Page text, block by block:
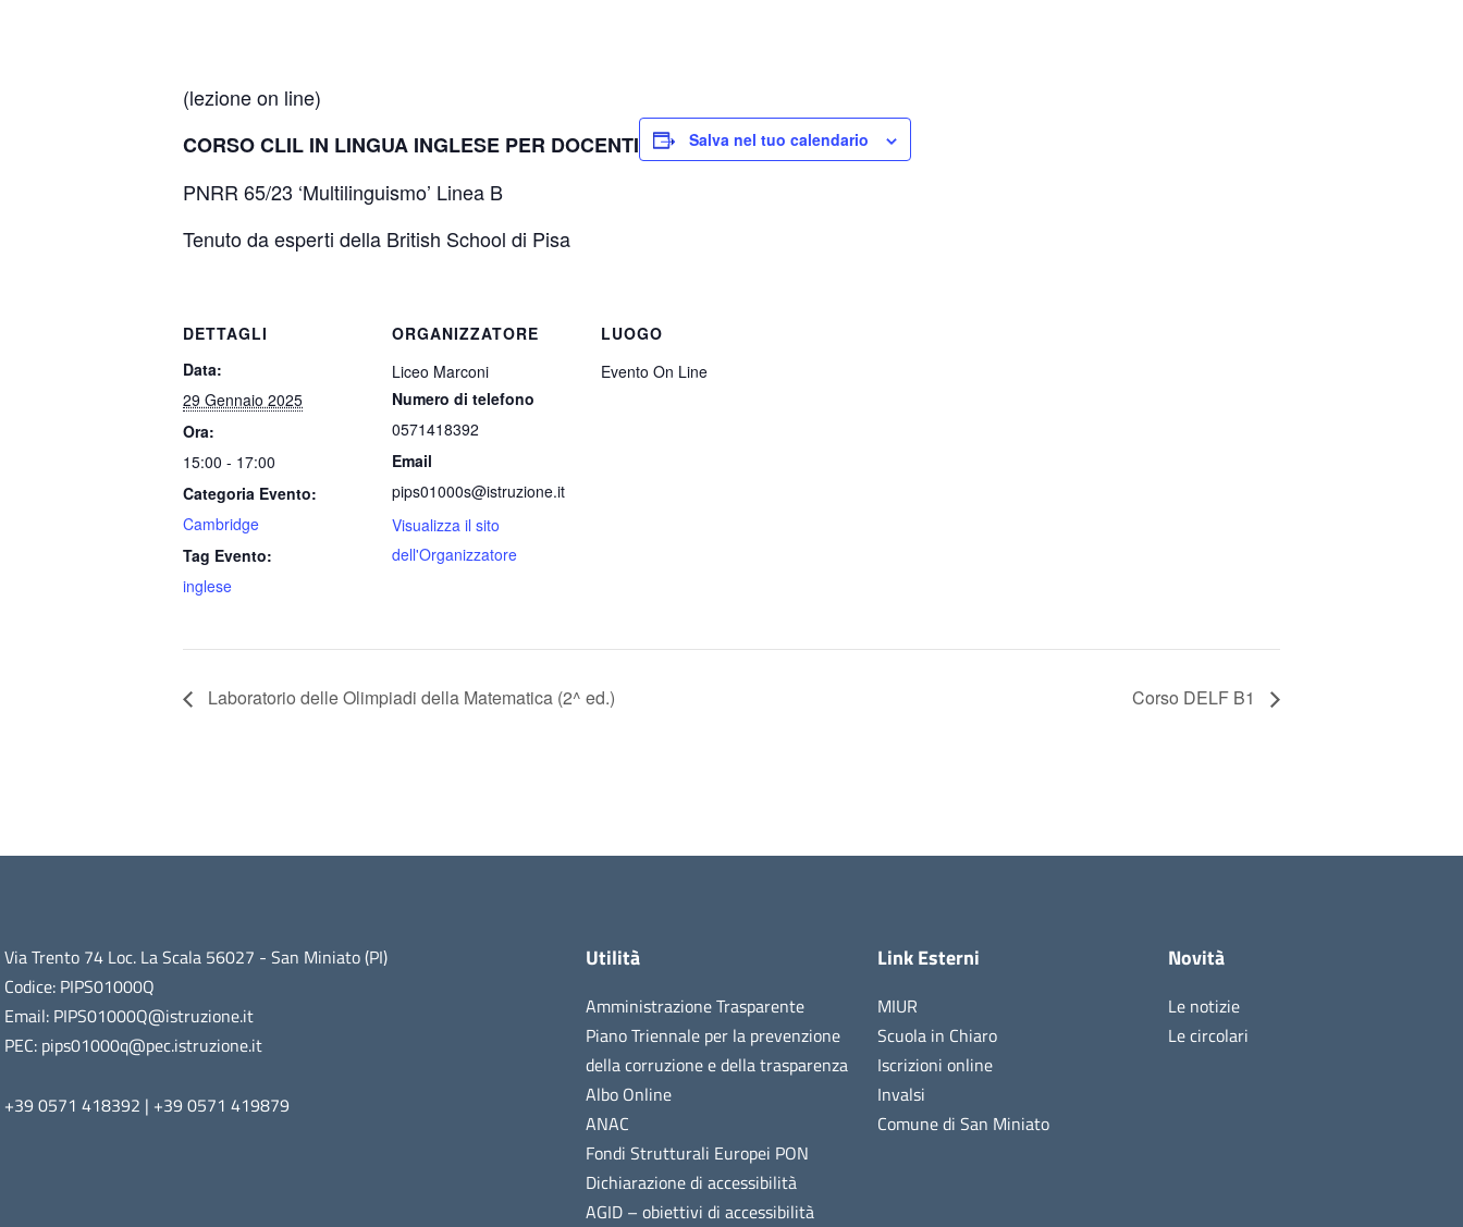
(lezione on line)
CORSO CLIL IN LINGUA INGLESE PER DOCENTI
PNRR 65/23 ‘Multilinguismo’ Linea B
Tenuto da esperti della British School di Pisa
Salva nel tuo calendario
DETTAGLI
Data:
29 Gennaio 2025
Ora:
15:00 - 17:00
Categoria Evento:
Cambridge
Tag Evento:
inglese
ORGANIZZATORE
Liceo Marconi
Numero di telefono
0571418392
Email
pips01000s@istruzione.it
Visualizza il sito
dell'Organizzatore
LUOGO
Evento On Line
Laboratorio delle Olimpiadi della Matematica (2^ ed.) Corso DELF B1
Via Trento 74 Loc. La Scala 56027 - San Miniato (PI)
Codice: PIPS01000Q
Email: PIPS01000Q@istruzione.it
PEC: pips01000q@pec.istruzione.it
+39 0571 418392 | +39 0571 419879
Utilità
Amministrazione Trasparente
Piano Triennale per la prevenzione
della corruzione e della trasparenza
Albo Online
ANAC
Fondi Strutturali Europei PON
Dichiarazione di accessibilità
AGID – obiettivi di accessibilità
Link Esterni
MIUR
Scuola in Chiaro
Iscrizioni online
Invalsi
Comune di San Miniato
Novità
Le notizie
Le circolari